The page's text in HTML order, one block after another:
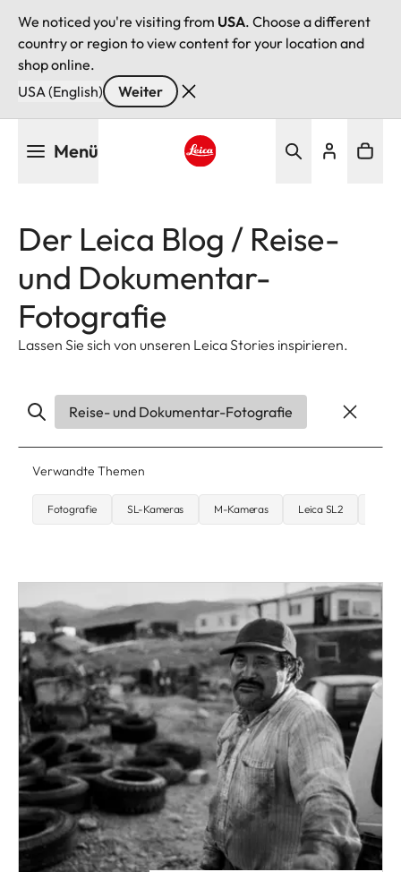
We noticed you're visiting from USA. Choose a different
country or region to view content for your location and
shop online.
USA (English)
Weiter
Menü
Der Leica Blog / Reise-
und Dokumentar-
Fotografie
Lassen Sie sich von unseren Leica Stories inspirieren.
Reise- und Dokumentar-Fotografie
Verwandte Themen
Fotografie SL-Kameras M-Kameras Leica SL2